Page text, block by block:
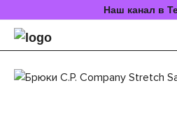
Наш канал в